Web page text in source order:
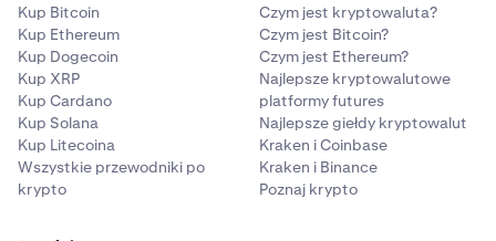
Kup Bitcoin
Kup Ethereum
Kup Dogecoin
Kup XRP
Kup Cardano
Kup Solana
Kup Litecoina
Wszystkie przewodniki po
krypto
Czym jest kryptowaluta?
Czym jest Bitcoin?
Czym jest Ethereum?
Najlepsze kryptowalutowe
platformy futures
Najlepsze giełdy kryptowalut
Kraken i Coinbase
Kraken i Binance
Poznaj krypto